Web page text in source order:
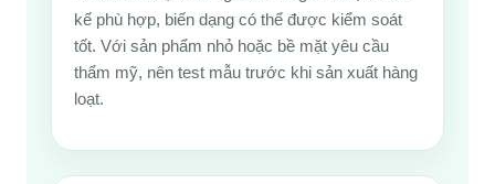
kế phù hợp, biến dạng có thể được kiểm soát
tốt. Với sản phẩm nhỏ hoặc bề mặt yêu cầu
thẩm mỹ, nên test mẫu trước khi sản xuất hàng
loạt.